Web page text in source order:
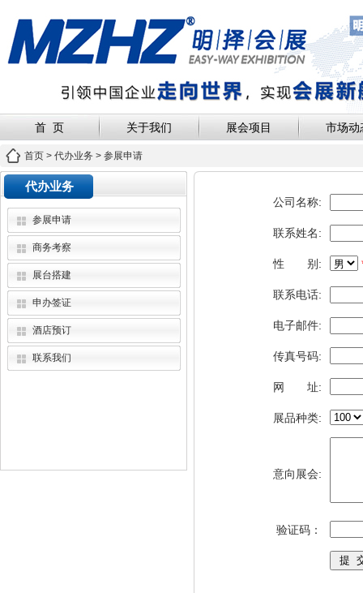
首 页 关于我们 展会项目 市场动
首页 > 代办业务 > 参展申请
代办业务
参展申请
商务考察
展台搭建
申办签证
酒店预订
联系我们
公司名称:
联系姓名:
性 别:
联系电话:
电子邮件:
传真号码:
网 址:
展品种类:
意向展会:
验证码：